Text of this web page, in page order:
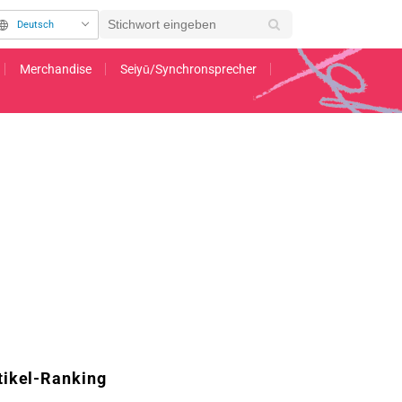
Deutsch
Merchandise
Seiyū/Synchronsprecher
veröffentlicht
Ranking